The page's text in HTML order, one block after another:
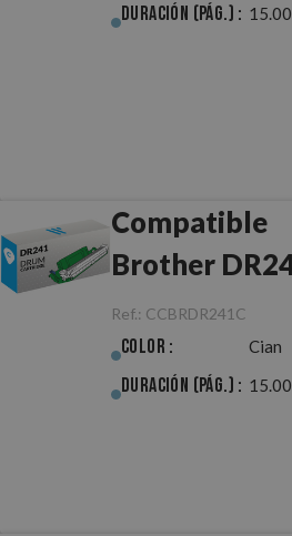
Duración (pág.) :
Compatible
Brother
Cian Tambor
Ref.: CCBRDR241C
Color : Cian
Duración (pág.) :